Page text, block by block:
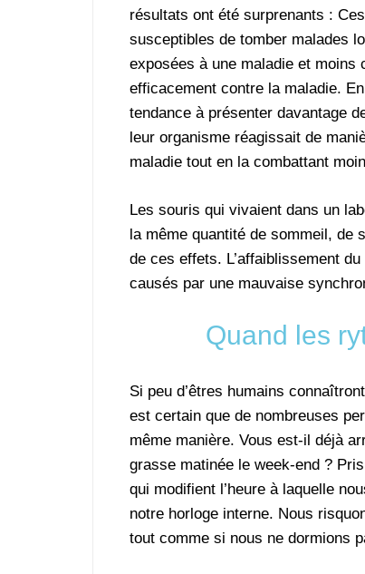
résultats ont été surprenants :
susceptibles de tomber malades
exposées à une maladie et moins
efficacement contre la maladie.
tendance à présenter davantage
leur organisme réagissait de
maladie tout en la combattant
Les souris qui vivaient dans un
la même quantité de sommeil, de
de ces effets. L’affaiblissement
causés par une mauvaise
Quand les
Si peu d’êtres humains
est certain que de nombreuses
même manière. Vous est-il déjà
grasse matinée le week-end ?
qui modifient l’heure à laquelle
notre horloge interne. Nous
tout comme si nous ne dormions